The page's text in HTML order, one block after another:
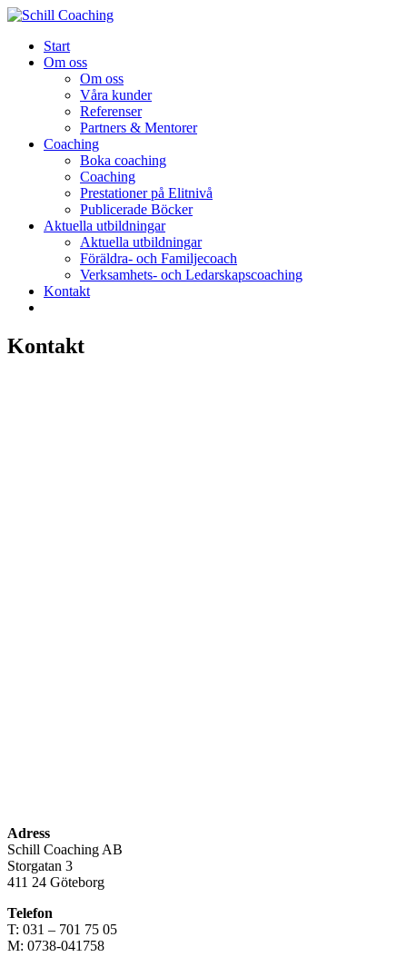
Start
Om oss
Om oss
Våra kunder
Referenser
Partners & Mentorer
Coaching
Boka coaching
Coaching
Prestationer på Elitnivå
Publicerade Böcker
Aktuella utbildningar
Aktuella utbildningar
Föräldra- och Familjecoach
Verksamhets- och Ledarskapscoaching
Kontakt
Kontakt
Adress
Schill Coaching AB
Storgatan 3
411 24 Göteborg
Telefon
T: 031 – 701 75 05
M: 0738-041758